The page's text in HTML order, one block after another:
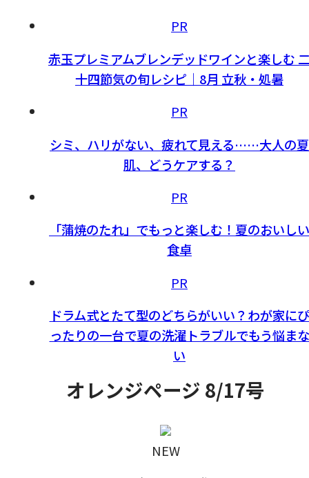
PR
赤玉プレミアムブレンデッドワインと楽しむ
十四節気の旬レシピ｜8月 立秋・処暑
PR
シミ、ハリがない、疲れて見える……大人の夏
肌、どうケアする？
PR
「蒲焼のたれ」でもっと楽しむ！夏のおいしい
食卓
PR
ドラム式とたて型のどちらがいい？わが家にぴ
ったりの一台で夏の洗濯トラブルでもう悩まな
い
オレンジページ 8/17号
NEW